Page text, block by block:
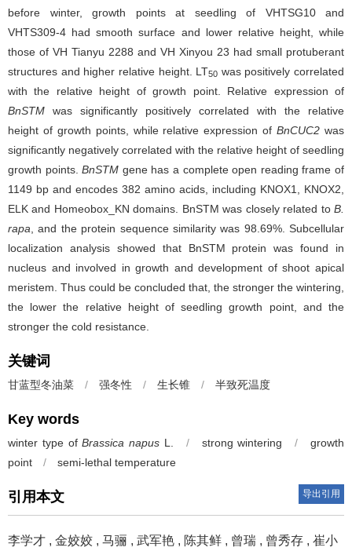
before winter, growth points at seedling of VHTSG10 and
VHTS309-4 had smooth surface and lower relative height, while
those of VH Tianyu 2288 and VH Xinyou 23 had small protuberant
structures and higher relative height. LT50 was positively correlated
with the relative height of growth point. Relative expression of
BnSTM was significantly positively correlated with the relative
height of growth points, while relative expression ofBnCUC2 was
significantly negatively correlated with the relative height of seedling
growth points.BnSTM gene has a complete open reading frame of
1149 bp and encodes 382 amino acids, including KNOX1, KNOX2,
ELK and Homeobox_KN domains. BnSTM was closely related to B.
rapa , and the protein sequence similarity was 98.69%. Subcellular
localization analysis showed that BnSTM protein was found in
nucleus and involved in growth and development of shoot apical
meristem. Thus could be concluded that, the stronger the wintering,
the lower the relative height of seedling growth point, and the
stronger the cold resistance.
关键词
甘蓝型冬油菜 / 强冬性 / 生长锥 / 半致死温度
Key words
winter type ofBrassica napus L. / strong wintering /
growth
point
/ semi-lethal temperature
引用本文 导出引用
李学才 , 金姣姣 , 马骊 , 武军艳 , 陈其鲜 , 曾瑞 , 曾秀存 , 崔小